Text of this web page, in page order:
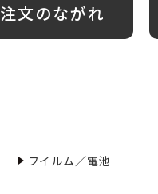
文のながれ
フイルム／電池